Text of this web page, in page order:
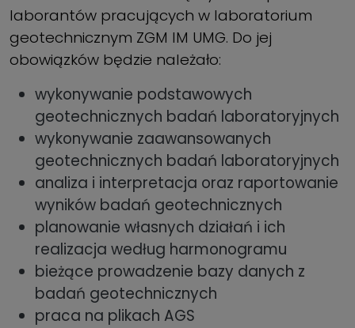
laborantów pracujących w laboratorium
geotechnicznym ZGM IM UMG. Do jej
obowiązków będzie należało:
wykonywanie podstawowych
geotechnicznych badań laboratoryjnych
wykonywanie zaawansowanych
geotechnicznych badań laboratoryjnych
analiza i interpretacja oraz raportowanie
wyników badań geotechnicznych
planowanie własnych działań i ich
realizacja według harmonogramu
bieżące prowadzenie bazy danych z
badań geotechnicznych
praca na plikach AGS